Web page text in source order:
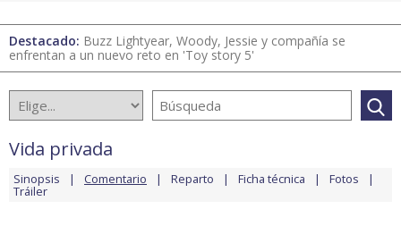
Destacado: Buzz Lightyear, Woody, Jessie y compañía se
enfrentan a un nuevo reto en 'Toy story 5'
Vida privada
Sinopsis Comentario Reparto Ficha técnica Fotos
Tráiler